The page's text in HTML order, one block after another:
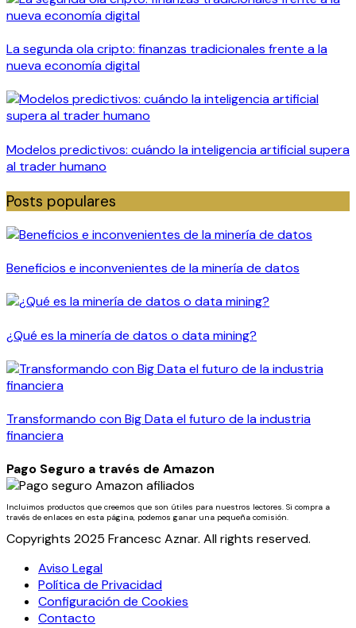
La segunda ola cripto: finanzas tradicionales frente a la
nueva economía digital
Modelos predictivos: cuándo la inteligencia artificial supera
al trader humano
Posts populares
Beneficios e inconvenientes de la minería de datos
¿Qué es la minería de datos o data mining?
Transformando con Big Data el futuro de la industria
financiera
Pago Seguro a través de Amazon
Incluimos productos que creemos que son útiles para nuestros lectores. Si compra a
través de enlaces en esta página, podemos ganar una pequeña comisión.
Copyrights 2025 Francesc Aznar. All rights reserved.
Aviso Legal
Política de Privacidad
Configuración de Cookies
Contacto